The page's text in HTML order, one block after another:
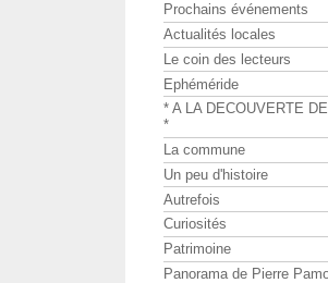
Prochains événements
Actualités locales
Le coin des lecteurs
Ephéméride
* A LA DECOUVERTE
*
La commune
Un peu d'histoire
Autrefois
Curiosités
Patrimoine
Panorama de Pierre